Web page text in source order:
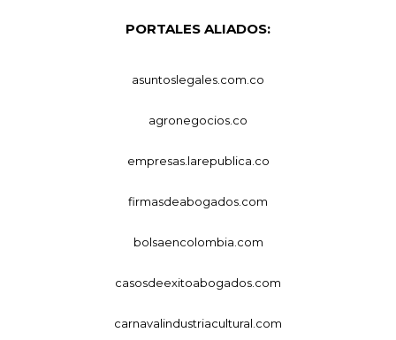
PORTALES ALIADOS:
asuntoslegales.com.co
agronegocios.co
empresas.larepublica.co
firmasdeabogados.com
bolsaencolombia.com
casosdeexitoabogados.com
carnavalindustriacultural.com